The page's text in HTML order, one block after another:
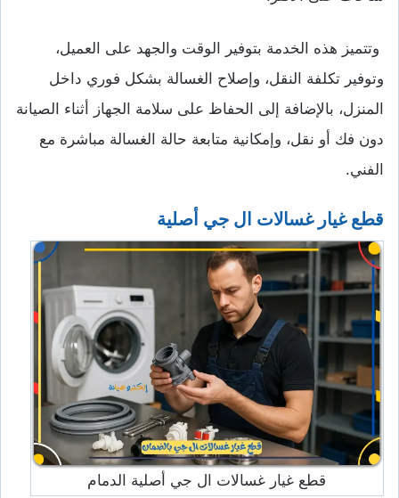
وتتميز هذه الخدمة بتوفير الوقت والجهد على العميل،
وتوفير تكلفة النقل، وإصلاح الغسالة بشكل فوري داخل
المنزل، بالإضافة إلى الحفاظ على سلامة الجهاز أثناء الصيانة
دون فك أو نقل، وإمكانية متابعة حالة الغسالة مباشرة مع
الفني.
قطع غيار غسالات ال جي أصلية
قطع غيار غسالات ال جي أصلية الدمام